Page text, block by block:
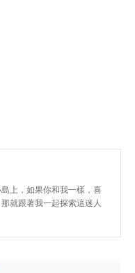
上，如果你和我一樣，喜
就跟著我一起探索這迷人